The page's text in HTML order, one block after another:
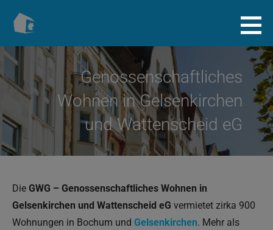
Inhalt
Baugenossenschaft.info
Genossenschaftliches
Wohnen in Gelsenkirchen
und Wattenscheid eG
Die GWG – Genossenschaftliches Wohnen in
Gelsenkirchen und Wattenscheid eG vermietet zirka 900
Wohnungen in Bochum und Gelsenkirchen. Mehr als